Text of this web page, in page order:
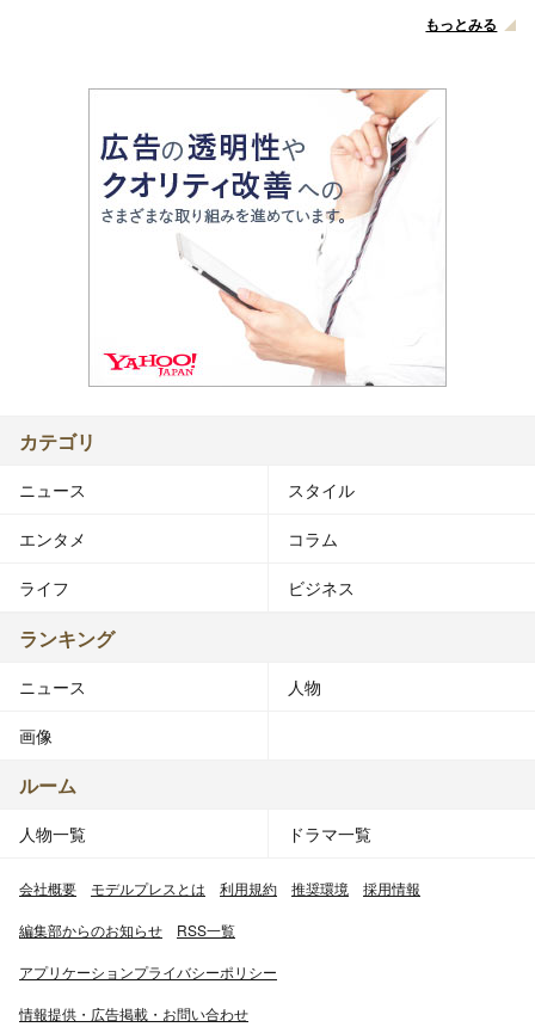
もっとみる
カテゴリ
ニュース スタイル
エンタメ コラム
ライフ ビジネス
ランキング
ニュース 人物
画像
ルーム
人物一覧 ドラマ一覧
会社概要 モデルプレスとは 利用規約 推奨環境 採用情報
編集部からのお知らせ RSS一覧
アプリケーションプライバシーポリシー
情報提供・広告掲載・お問い合わせ